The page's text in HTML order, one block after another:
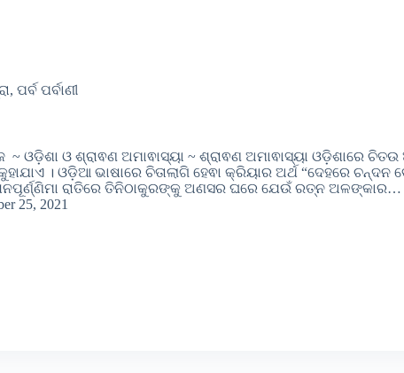
ପର୍ବ ପର୍ବାଣୀ
ଓଡ଼ିଶା ଓ ଶ୍ରାଵଣ ଅମାଵାସ୍ୟା ~ ଶ୍ରାଵଣ ଅମାଵାସ୍ୟା ଓଡ଼ିଶାରେ ଚିତଉ
। ଓଡ଼ିଆ ଭାଷାରେ ଚିତାଲାଗି ହେଵା କ୍ରିୟାର ଅର୍ଥ “ଦେହରେ ଚନ୍ଦନ
ରାତିରେ ତିନିଠାକୁରଙ୍କୁ ଅଣସର ଘରେ ଯେଉଁ ରତ୍ନ ଅଳଙ୍କାର…
25, 2021